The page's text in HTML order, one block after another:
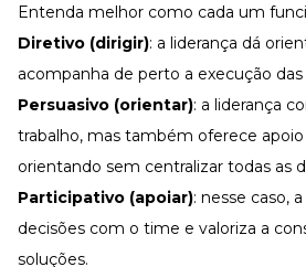
Entenda melhor como cada um
Diretivo (dirigir): a liderança dá
acompanha de perto a execução das
Persuasivo (orientar): a liderança
trabalho, mas também oferece
orientando sem centralizar todas as
Participativo (apoiar): nesse caso,
decisões com o time e valoriza a
soluções.